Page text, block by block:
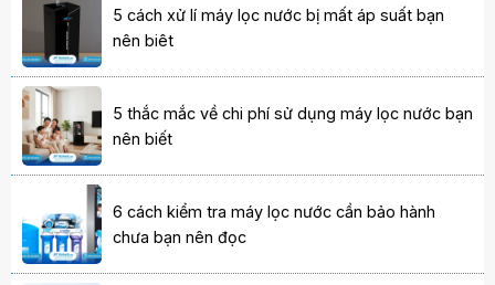
5 cách xử lí máy lọc nước bị mất áp suất bạn
nên biêt
5 thắc mắc về chi phí sử dụng máy lọc nước bạn
nên biết
6 cách kiểm tra máy lọc nước cần bảo hành
chưa bạn nên đọc